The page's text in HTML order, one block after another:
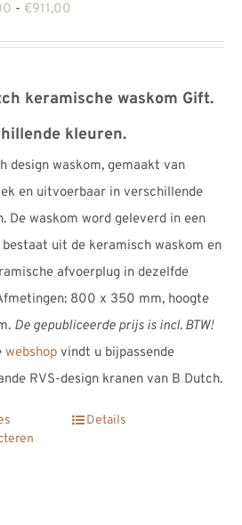
- €911,00
€911,00
keramische waskom Gift.
kleuren.
design waskom, gemaakt van
en uitvoerbaar in verschillende
De waskom word geleverd in een
uit de keramisch waskom en
afvoerplug in dezelfde
800 x 350 mm, hoogte
De gepubliceerde prijs is incl. BTW!
webshop vindt u bijpassende
RVS-design kranen van B Dutch.
DitDetails